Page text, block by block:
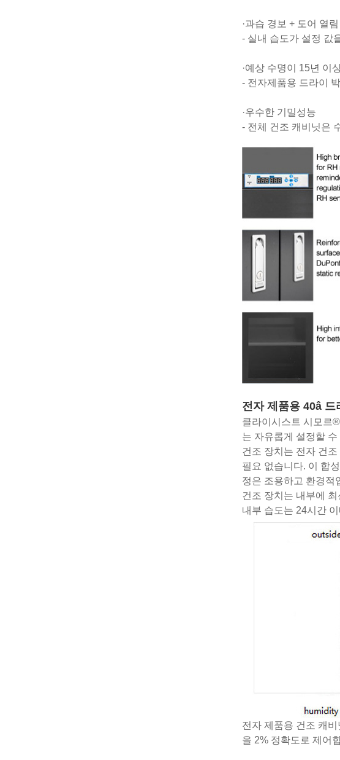
·과습 경보 + 도어 열
- 실내 습도가 설정 값
·예상 수명이 15년 이
- 전자제품용 드라이
·우수한 기밀성능
- 전체 건조 캐비닛은
전자 제품용 40â
클라이시스트 시모르
는 자유롭게 설정할
건조 장치는 전자 건
필요 없습니다. 이 합
정은 조용하고 환경적
건조 장치는 내부에
내부 습도는 24시간
전자 제품용 건조 캐
을 2% 정확도로 제어